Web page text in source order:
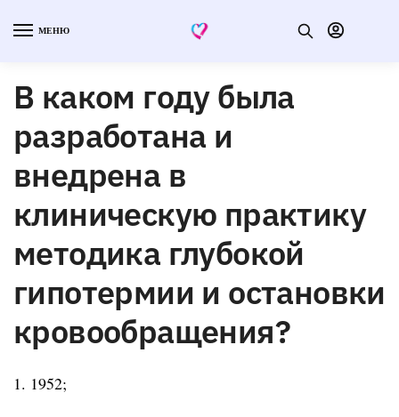
МЕНЮ
В каком году была
разработана и
внедрена в
клиническую практику
методика глубокой
гипотермии и остановки
кровообращения?
1. 1952;